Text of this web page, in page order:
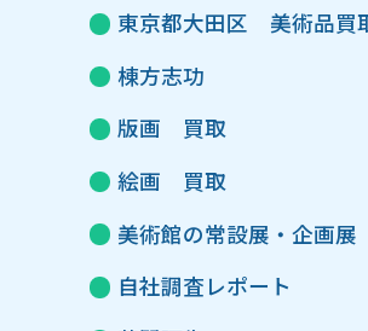
東京都大田区 美術品買
棟方志功
版画 買取
絵画 買取
美術館の常設展・企画展
自社調査レポート